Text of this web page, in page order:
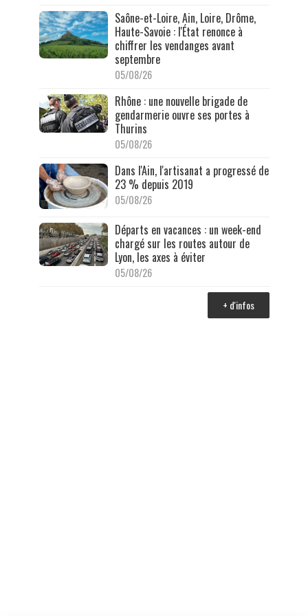
Saône-et-Loire, Ain, Loire, Drôme,
Haute-Savoie : l'État renonce à
chiffrer les vendanges avant
septembre
05/08/26
Rhône : une nouvelle brigade de
gendarmerie ouvre ses portes à
Thurins
05/08/26
Dans l'Ain, l'artisanat a progressé de
23 % depuis 2019
05/08/26
Départs en vacances : un week-end
chargé sur les routes autour de
Lyon, les axes à éviter
05/08/26
+ d'infos